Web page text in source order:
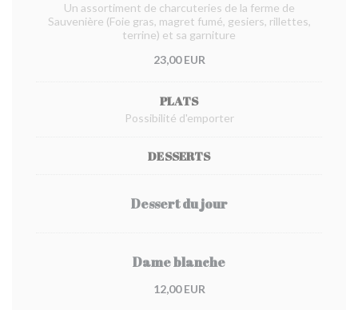
Un assortiment de charcuteries de la ferme de
Sauvenière (Foie gras, magret fumé, gesiers, rillettes,
terrine) et sa garniture
23,00 EUR
PLATS
Possibilité d'emporter
DESSERTS
Dessert du jour
Dame blanche
12,00 EUR